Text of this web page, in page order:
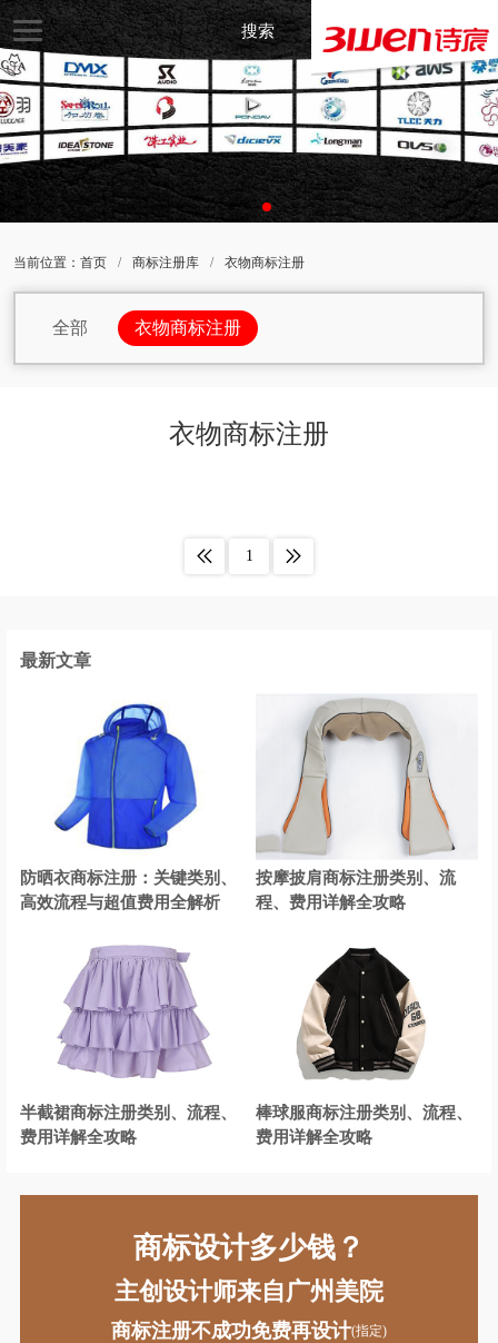
搜索
当前位置： 首页 / 商标注册库 / 衣物商标注册
全部 衣物商标注册
办公家具商标注册 办公用品商标注册
床上用品商标注册
电子产品商标注册
灯商标注册 电动工具商标注册
电池商标注册 服装商标注册
糕点商标注册 干果商标注册
果汁商标注册 罐头商标注册
工业机器商标注册 工具商标注册
花商标注册 行业商标注册
化学商标注册 航空航天装备商标注册
耗材商标注册 化妆品商标注册
酒商标注册 机械商标注册
建筑材料商标注册 家电商标注册
机器人商标注册 建筑商标注册
衣物商标注册
1
最新文章
防晒衣商标注册：关键类别、
高效流程与超值费用全解析
按摩披肩商标注册类别、流
程、费用详解全攻略
半截裙商标注册类别、流程、
费用详解全攻略
棒球服商标注册类别、流程、
费用详解全攻略
商标设计多少钱？
主创设计师来自广州美院
商标注册不成功免费再设计(指定)